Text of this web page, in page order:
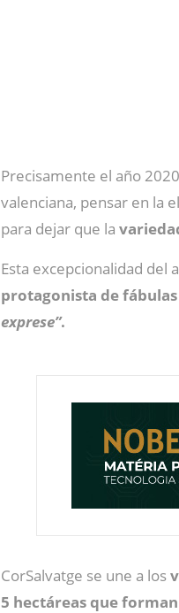
Precisamente el año
valenciana, pensar en la
para dejar que la
Esta excepcionalidad del
protagonista de
exprese”.
CorSalvatge se une a los
5 hectáreas que